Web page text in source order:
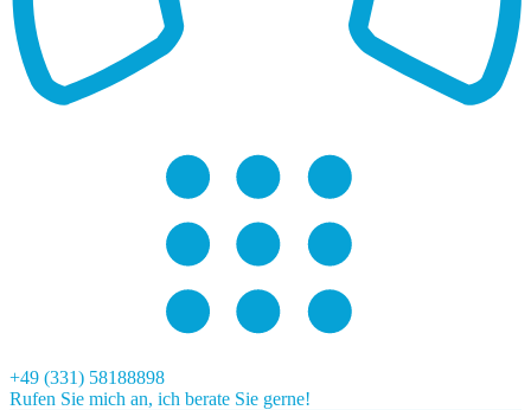
+49 (331) 58188898
Rufen Sie mich an, ich berate Sie gerne!